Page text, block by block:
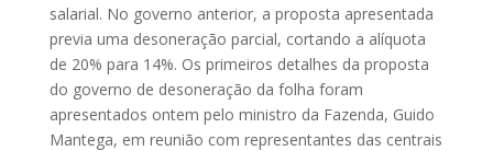
salarial. No governo anterior, a proposta apresentada
previa uma desoneração parcial, cortando a alíquota
de 20% para 14%. Os primeiros detalhes da proposta
do governo de desoneração da folha foram
apresentados ontem pelo ministro da Fazenda, Guido
Mantega, em reunião com representantes das centrais